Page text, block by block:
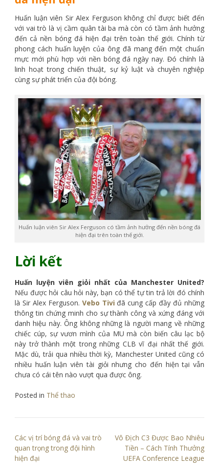
Huấn luận viên Sir Alex Ferguson không chỉ được biết đến
với vai trò là vị cầm quân tài ba mà còn có tầm ảnh hưởng
đến cả nền bóng đá hiện đại trên toàn thế giới. Chính từ
phong cách huấn luyện của ông đã mang đến một chuẩn
mực mới phù hợp với nền bóng đá ngày nay. Đó chính là
linh hoạt trong chiến thuật, sự kỷ luật và chuyên nghiệp
cùng sự phát triển của đội bóng.
Huấn luận viên Sir Alex Ferguson có tầm ảnh hưởng đến nền bóng đá
hiện đại trên toàn thế giới.
Lời kết
Huấn luyện viên giỏi nhất của Manchester United?
Nếu được hỏi câu hỏi này, bạn có thể tự tin trả lời đó chính
là Sir Alex Ferguson. Vebo Tivi đã cung cấp đầy đủ những
thông tin chứng minh cho sự thành công và xứng đáng với
danh hiệu này. Ông không những là người mang về những
chiếc cúp, sự vươn mình của MU mà còn biến câu lạc bộ
này trở thành một trong những CLB vĩ đại nhất thế giới.
Mặc dù, trải qua nhiều thời kỳ, Manchester United cũng có
nhiều huấn luận viên tài giỏi nhưng cho đến hiện tại vẫn
chưa có cái tên nào vượt qua được ông.
Posted in Thể thao
Điều
hướng
bài
Các vị trí bóng đá và vai trò
quan trọng trong đội hình
hiện đại
Vô Địch C3 Được Bao Nhiêu
Tiền – Cách Tính Thưởng
UEFA Conference League